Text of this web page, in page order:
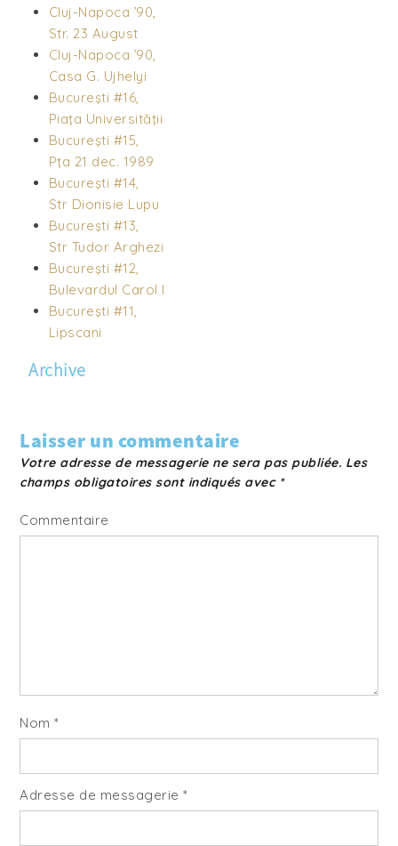
Cluj-Napoca ’90,
Str. 23 August
Cluj-Napoca ’90,
Casa G. Ujhelyi
Bucureşti #16,
Piaţa Universităţii
Bucureşti #15,
Pţa 21 dec. 1989
Bucureşti #14,
Str Dionisie Lupu
Bucureşti #13,
Str Tudor Arghezi
Bucureşti #12,
Bulevardul Carol I
Bucureşti #11,
Lipscani
Archive
Laisser un commentaire
Votre adresse de messagerie ne sera pas publiée. Les
champs obligatoires sont indiqués avec *
Commentaire
Nom*
Adresse de messagerie*